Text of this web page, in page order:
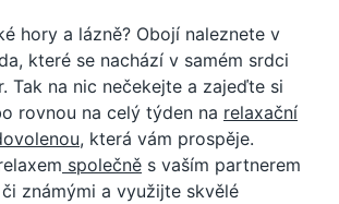
hory a lázně? Obojí naleznete v
které se nachází v samém srdci
. Tak na nic nečekejte a zajeďte si
rovnou na celý týden na relaxační
, která vám prospěje.
společně s vaším partnerem
známými a využijte skvělé